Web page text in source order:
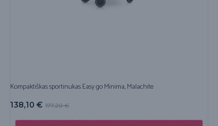
Kompaktiškas sportinukas Easy go Minima, Malachite
177,20€
138,10 €